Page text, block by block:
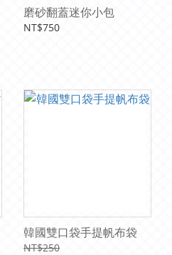
磨砂翻蓋迷你小包
NT$750
韓國雙口袋手提帆布袋
NT$250